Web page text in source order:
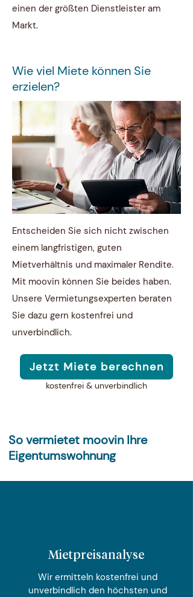
einen der größten Dienstleister am
Markt.
Wie viel Miete können Sie
erzielen?
Entscheiden Sie sich nicht zwischen
einem langfristigen, guten
Mietverhältnis und maximaler Rendite.
Mit moovin können Sie beides haben.
Unsere Vermietungsexperten beraten
Sie dazu gern kostenfrei und
unverbindlich.
Jetzt Miete berechnen
kostenfrei & unverbindlich
So vermietet moovin Ihre
Eigentumswohnung
Mietpreisanalyse
Wir ermitteln kostenfrei und
unverbindlich den höchsten und